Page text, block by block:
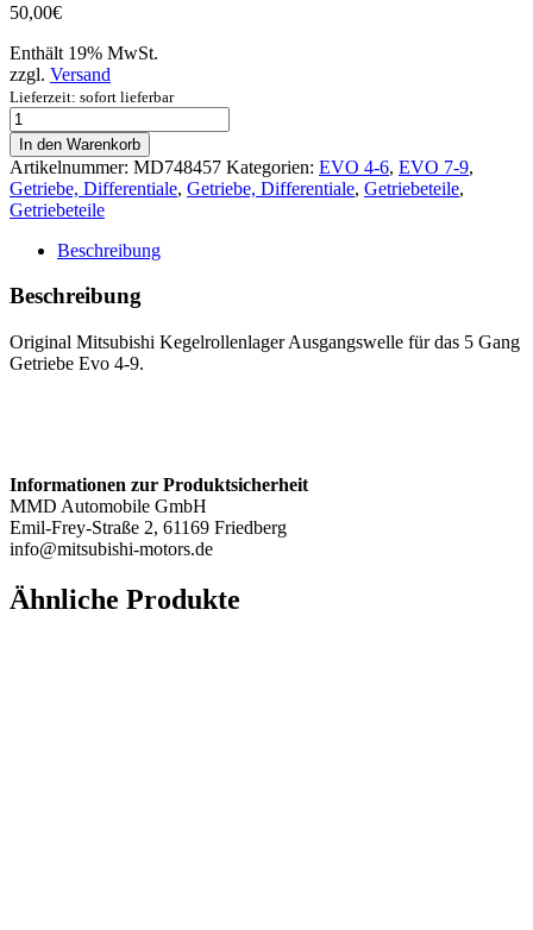
50,00€
Enthält 19% MwSt.
zzgl. Versand
Lieferzeit: sofort lieferbar
Mitsubishi
Kegelrollenlager
Ausgangswelle
5
Gang
-
Evo
9
Menge
In den Warenkorb
Artikelnummer: MD748457 Kategorien: EVO 4-6, EVO 7-9,
Getriebe, Differentiale, Getriebe, Differentiale, Getriebeteile,
Getriebeteile
Beschreibung
Beschreibung
Original Mitsubishi Kegelrollenlager Ausgangswelle für das 5 Gang
Getriebe Evo 4-9.
Informationen zur Produktsicherheit
MMD Automobile GmbH
Emil-Frey-Straße 2, 61169 Friedberg
info@mitsubishi-motors.de
Ähnliche Produkte